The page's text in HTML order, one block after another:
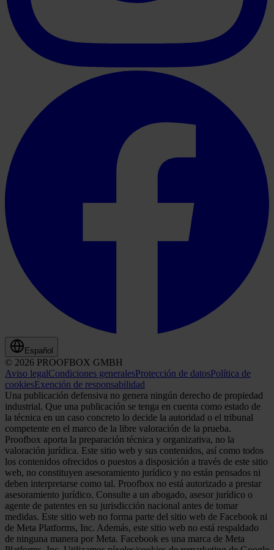
Español
© 2026 PROOFBOX GMBH
Aviso legalCondiciones generalesProtección de datosPolítica de
cookiesExención de responsabilidad
Una publicación defensiva no genera ningún derecho de propiedad
industrial. Que una publicación se tenga en cuenta como estado de
la técnica en un caso concreto lo decide la autoridad o el tribunal
competente en el marco de la libre valoración de la prueba.
Proofbox aporta la preparación técnica y organizativa, no la
valoración jurídica. Este sitio web y sus contenidos, así como todos
los contenidos ofrecidos o puestos a disposición a través de este sitio
web, no constituyen asesoramiento jurídico y no están pensados ni
deben interpretarse como tal. Proofbox no está autorizado a prestar
asesoramiento jurídico. Consulte a un abogado, asesor jurídico o
agente de patentes en su jurisdicción nacional antes de tomar
medidas. Este sitio web no forma parte del sitio web de Facebook ni
de Meta Platforms, Inc. Además, este sitio web no está respaldado
de ninguna manera por Meta. Facebook es una marca de Meta